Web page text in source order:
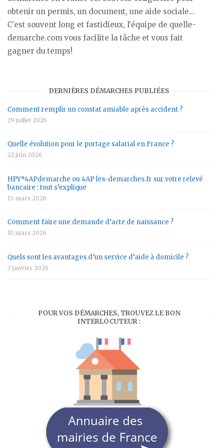
obtenir un permis, un document, une aide sociale...
C'est souvent long et fastidieux, l'équipe de quelle-
demarche.com vous facilite la tâche et vous fait
gagner du temps!
DERNIÈRES DÉMARCHES PUBLIÉES
Comment remplir un constat amiable après accident ?
29 juillet 2026
Quelle évolution pour le portage salarial en France ?
22 juin 2026
HPY*4APdemarche ou 4AP les-demarches.fr sur votre relevé
bancaire : tout s’explique
15 mars 2026
Comment faire une demande d’acte de naissance ?
10 mars 2026
Quels sont les avantages d’un service d’aide à domicile ?
7 janvier 2026
POUR VOS DÉMARCHES, TROUVEZ LE BON
INTERLOCUTEUR :